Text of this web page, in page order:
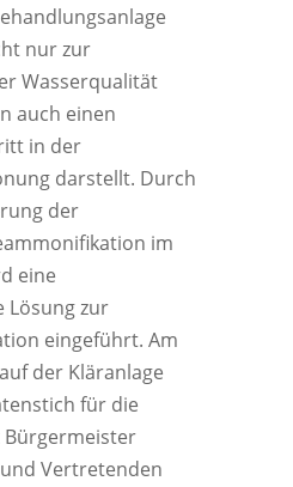
nur zur
Wasserqualität
auch einen
in der
darstellt. Durch
der
im
eine
Lösung zur
eingeführt. Am
der Kläranlage
für die
Vertretenden